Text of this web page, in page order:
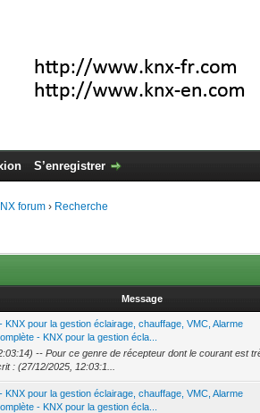
S’enregistrer
forum › Recherche
Message
KNX pour la gestion éclairage, chauffage, VMC, Alarme
- KNX pour la gestion écla...
-- Pour ce genre de récepteur dont le courant est
: (27/12/2025, 12:03:1...
KNX pour la gestion éclairage, chauffage, VMC, Alarme
- KNX pour la gestion écla...